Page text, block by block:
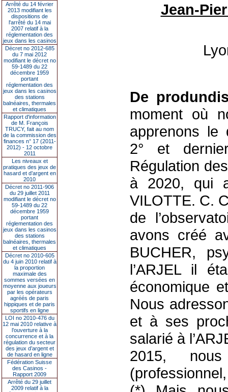
Arrêté du 14 février
2013 modifiant les
dispositions de
l'arrêté du 14 mai
2007 relatif à la
réglementation des
jeux dans les casinos
Décret no 2012-685
du 7 mai 2012
modifiant le décret no
59-1489 du 22
décembre 1959
portant
réglementation des
jeux dans les casinos
des stations
balnéaires, thermales
et climatiques
Rapport d'information
de M. François
TRUCY, fait au nom
de la commission des
finances n° 17 (2011-
2012) - 12 octobre
2011
Les niveaux et
pratiques des jeux de
hasard et d’argent en
2010
Décret no 2011-906
du 29 juillet 2011
modifiant le décret no
59-1489 du 22
décembre 1959
portant
réglementation des
jeux dans les casinos
des stations
balnéaires, thermales
et climatiques
Décret no 2010-605
du 4 juin 2010 relatif à
la proportion
maximale des
sommes versées en
moyenne aux joueurs
par les opérateurs
agréés de paris
hippiques et de paris
sportifs en ligne
LOI no 2010-476 du
12 mai 2010 relative à
l’ouverture à la
concurrence et à la
régulation du secteur
des jeux d’argent et
de hasard en ligne
Fédération Suisse
des Casinos -
Rapport 2009
Arrêté du 29 juillet
2009 relatif à la
Jean-
De
moment où
apprenons le
2° et
Régulation
à 2020, qui
VILOTTE. C.
de
avons créé
BUCHER,
l’ARJEL il
économique
Nous
et à ses
salarié à
2015,